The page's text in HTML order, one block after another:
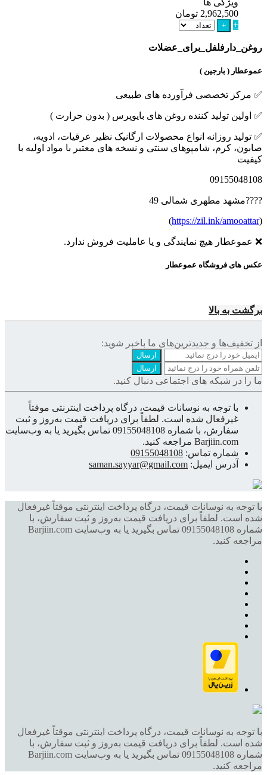
2,962,500 تومان
+
+
روغن_دارفلفل_برای_عضلات
عموعطار ( بارجین )
✅ مرکز تخصصی فرآورده های طبیعی
✅ اولین تولید کننده روغن های بایوپرس ( بدون حرارت )
✅ تولید روزانه انواع محصولات ارگانیک نظیر عرقیات، ادویه،
صابون، کرم، شامپوهای سنتی و نسخه های معتبر با مواد اولیه با
کیفیت
09155048108
????مشهد مطهری شمالی 49
(
https://zil.ink/amooattar
)
❌ عموعطار هیچ نمایندگی و یا عاملیت فروش ندارد.
عکس های فروشگاه عموعطار
برگشت به بالا
از تخفیف‌ها و جدیدترین‌های ما‌ باخبر شوید:
ارسال
ارسال
ما را در شبکه های اجتماعی دنبال کنید.
با توجه به نوسانات قیمت، درگاه پرداخت اینترنتی موقتاً
غیرفعال شده است. لطفاً برای دریافت قیمت به‌روز و ثبت
سفارش، با شماره 09155048108 تماس بگیرید یا به وب‌سایت
Barjiin.com مراجعه کنید.
شماره تماس: 09155048108
آدرس ایمیل: saman.sayyar@gmail.com
با توجه به نوسانات قیمت، درگاه پرداخت اینترنتی موقتاً غیرفعال
شده است. لطفاً برای دریافت قیمت به‌روز و ثبت سفارش، با
شماره 09155048108 تماس بگیرید یا به وب‌سایت Barjiin.com
مراجعه کنید.
با توجه به نوسانات قیمت، درگاه پرداخت اینترنتی موقتاً غیرفعال
شده است. لطفاً برای دریافت قیمت به‌روز و ثبت سفارش، با
شماره 09155048108 تماس بگیرید یا به وب‌سایت Barjiin.com
مراجعه کنید.